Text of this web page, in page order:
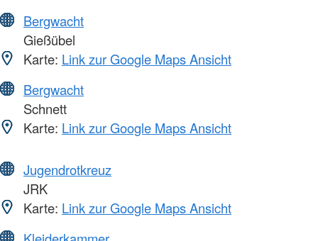
Bergwacht
Gießübel
Karte: Link zur Google Maps Ansicht
Bergwacht
Schnett
Karte: Link zur Google Maps Ansicht
Jugendrotkreuz
JRK
Karte: Link zur Google Maps Ansicht